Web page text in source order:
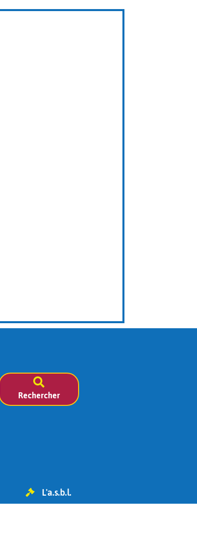
Rechercher
L'a.s.b.l.